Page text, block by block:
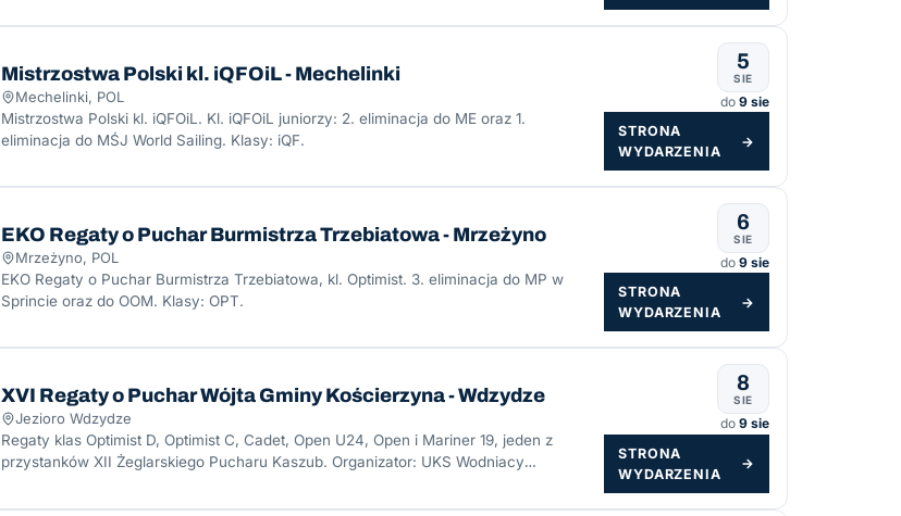
Mistrzostwa Polski kl. iQFOiL - Mechelinki
Mechelinki, POL
Mistrzostwa Polski kl. iQFOiL. Kl. iQFOiL juniorzy: 2. eliminacja do ME oraz 1.
eliminacja do MŚJ World Sailing. Klasy: iQF.
5
SIE
do 9 sie
STRONA
WYDARZENIA
→
EKO Regaty o Puchar Burmistrza Trzebiatowa - Mrzeżyno
Mrzeżyno, POL
EKO Regaty o Puchar Burmistrza Trzebiatowa, kl. Optimist. 3. eliminacja do MP w
Sprincie oraz do OOM. Klasy: OPT.
6
SIE
do 9 sie
STRONA
WYDARZENIA
→
XVI Regaty o Puchar Wójta Gminy Kościerzyna - Wdzydze
Jezioro Wdzydze
Regaty klas Optimist D, Optimist C, Cadet, Open U24, Open i Mariner 19, jeden z
przystanków XII Żeglarskiego Pucharu Kaszub. Organizator: UKS Wodniacy
8
SIE
do 9 sie
STRONA
WYDARZENIA
→